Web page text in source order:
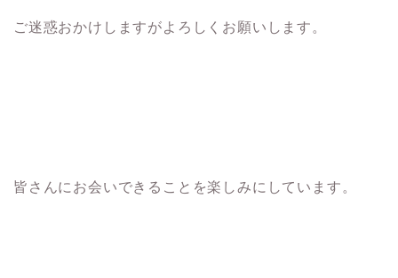
ご迷惑おかけしますがよろしくお願いします。
皆さんにお会いできることを楽しみにしています。